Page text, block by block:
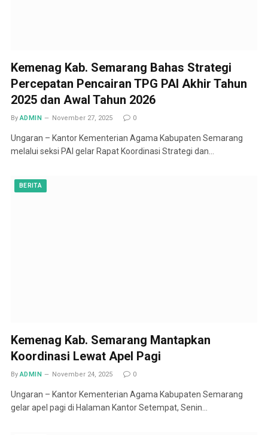
Kemenag Kab. Semarang Bahas Strategi
Percepatan Pencairan TPG PAI Akhir Tahun
2025 dan Awal Tahun 2026
By ADMIN November 27, 2025 0
Ungaran – Kantor Kementerian Agama Kabupaten Semarang
melalui seksi PAI gelar Rapat Koordinasi Strategi dan…
BERITA
Kemenag Kab. Semarang Mantapkan
Koordinasi Lewat Apel Pagi
By ADMIN November 24, 2025 0
Ungaran – Kantor Kementerian Agama Kabupaten Semarang
gelar apel pagi di Halaman Kantor Setempat, Senin…